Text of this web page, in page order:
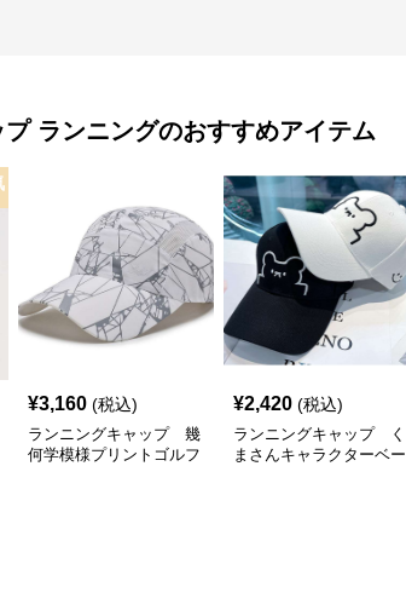
プ ランニングのおすすめアイテム
¥3,160 (税込)
ランニングキャップ 幾
何学模様プリントゴルフ
¥2,420 (税込)
ランニングキャップ く
まさんキャラクターベー